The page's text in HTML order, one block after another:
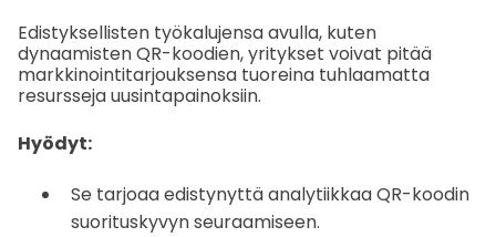
Edistyksellisten työkalujensa avulla, kuten
dynaamisten QR-koodien, yritykset voivat pitää
markkinointitarjouksensa tuoreina tuhlaamatta
resursseja uusintapainoksiin.
Hyödyt:
Se tarjoaa edistynyttä analytiikkaa QR-koodin
suorituskyvyn seuraamiseen.